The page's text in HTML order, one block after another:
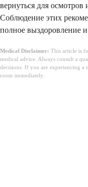
вернуться для
Соблюдение этих
полное выздоровление
Medical Disclaimer: This article is
medical advice. Always consult a
decisions. If you are experiencing a
room immediately.